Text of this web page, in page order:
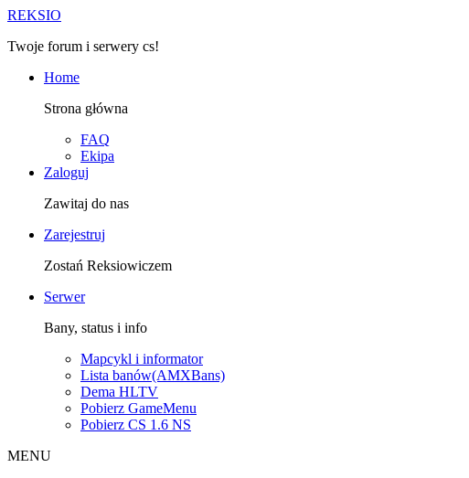
REKSIO
Twoje forum i serwery cs!
Home
Strona główna
FAQ
Ekipa
Zaloguj
Zawitaj do nas
Zarejestruj
Zostań Reksiowiczem
Serwer
Bany, status i info
Mapcykl i informator
Lista banów(AMXBans)
Dema HLTV
Pobierz GameMenu
Pobierz CS 1.6 NS
MENU